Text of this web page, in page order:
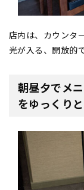
店内は、カウンタ
光が入る、開放的
朝昼夕でメ
をゆっくり